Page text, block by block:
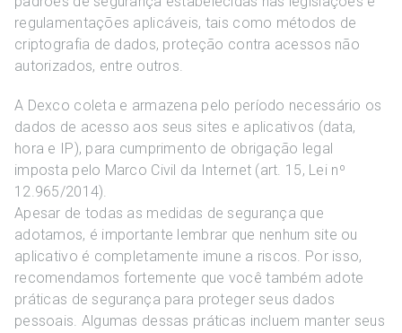
regulamentações aplicáveis, tais como métodos de
criptografia de dados, proteção contra acessos não
autorizados, entre outros.
A Dexco coleta e armazena pelo período necessário os
dados de acesso aos seus sites e aplicativos (data,
hora e IP), para cumprimento de obrigação legal
imposta pelo Marco Civil da Internet (art. 15, Lei nº
12.965/2014).
Apesar de todas as medidas de segurança que
adotamos, é importante lembrar que nenhum site ou
aplicativo é completamente imune a riscos. Por isso,
recomendamos fortemente que você também adote
práticas de segurança para proteger seus dados
pessoais. Algumas dessas práticas incluem manter seus